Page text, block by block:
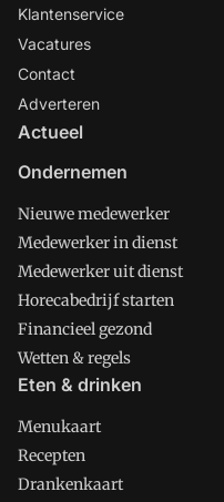
Klantenservice
Vacatures
Contact
Adverteren
Actueel
Ondernemen
Nieuwe medewerker
Medewerker in dienst
Medewerker uit dienst
Horecabedrijf starten
Financieel gezond
Wetten & regels
Eten & drinken
Menukaart
Recepten
Drankenkaart